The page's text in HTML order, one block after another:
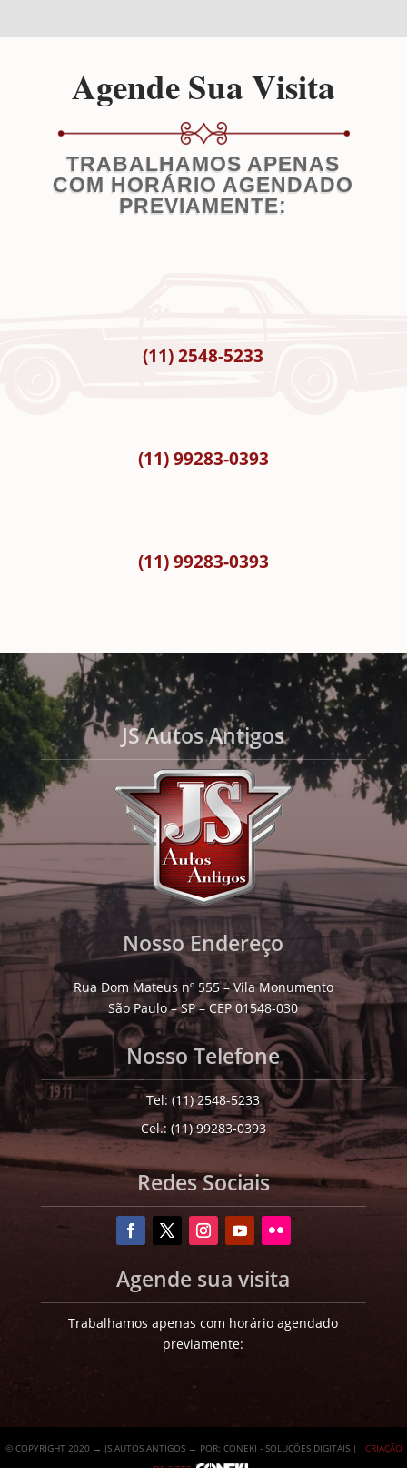
Agende Sua Visita
TRABALHAMOS APENAS
COM HORÁRIO AGENDADO
PREVIAMENTE:
(11) 2548-5233
(11) 99283-0393
(11) 99283-0393
JS Autos Antigos
Nosso Endereço
Rua Dom Mateus nº 555 – Vila Monumento
São Paulo – SP – CEP 01548-030
Nosso Telefone
Tel: (11) 2548-5233
Cel.: (11) 99283-0393
Redes Sociais
Agende sua visita
Trabalhamos apenas com horário agendado
previamente:
© COPYRIGHT 2020 → JS AUTOS ANTIGOS → POR: CONEKI - SOLUÇÕES DIGITAIS |
CRIAÇÃO